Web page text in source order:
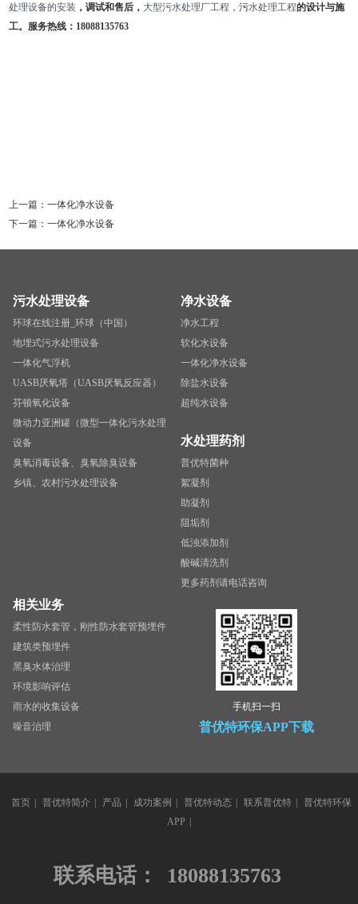
处理设备的安装 ，调试和售后， 大型污水处理厂工程 ，污水处理工程的设计与施
工。服务热线： 18088135763
上一篇：一体化净水设备
下一篇：一体化净水设备
污水处理设备
环球在线注册_环球（中国）
地埋式污水处理设备
一体化气浮机
UASB厌氧塔（UASB厌氧反应器）
芬顿氧化设备
微动力亚洲罐（微型一体化污水处理
设备
臭氧消毒设备、臭氧除臭设备
乡镇、农村污水处理设备
净水设备
净水工程
软化水设备
一体化净水设备
除盐水设备
超纯水设备
水处理药剂
普优特菌种
絮凝剂
助凝剂
阻垢剂
低浊添加剂
酸碱清洗剂
更多药剂请电话咨询
相关业务
柔性防水套管，刚性防水套管预埋件
建筑类预埋件
黑臭水体治理
环境影响评估
雨水的收集设备
噪音治理
手机扫一扫
普优特环保APP下载
首页 | 普优特简介 | 产品 | 成功案例 | 普优特动态 | 联系普优特 | 普优特环保
APP |
联系电话： 18088135763